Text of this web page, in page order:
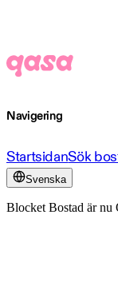
Navigering
StartsidanSök
Svenska
Blocket Bostad är nu